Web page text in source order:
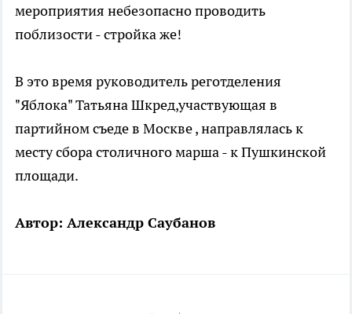
мероприятия небезопасно проводить
поблизости - стройка же!
В это время руководитель реготделения
"Яблока" Татьяна Шкред,участвующая в
партийном съеде в Москве , направлялась к
месту сбора столичного марша - к Пушкинской
площади.
Автор: Александр Саубанов